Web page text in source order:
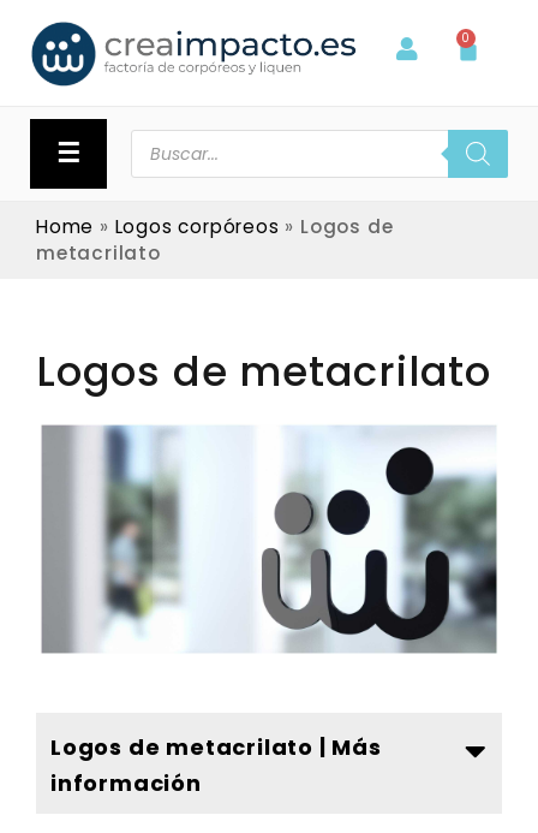
0
☰
Home » Logos corpóreos » Logos de
metacrilato
Logos de metacrilato
Logos de metacrilato | Más
información